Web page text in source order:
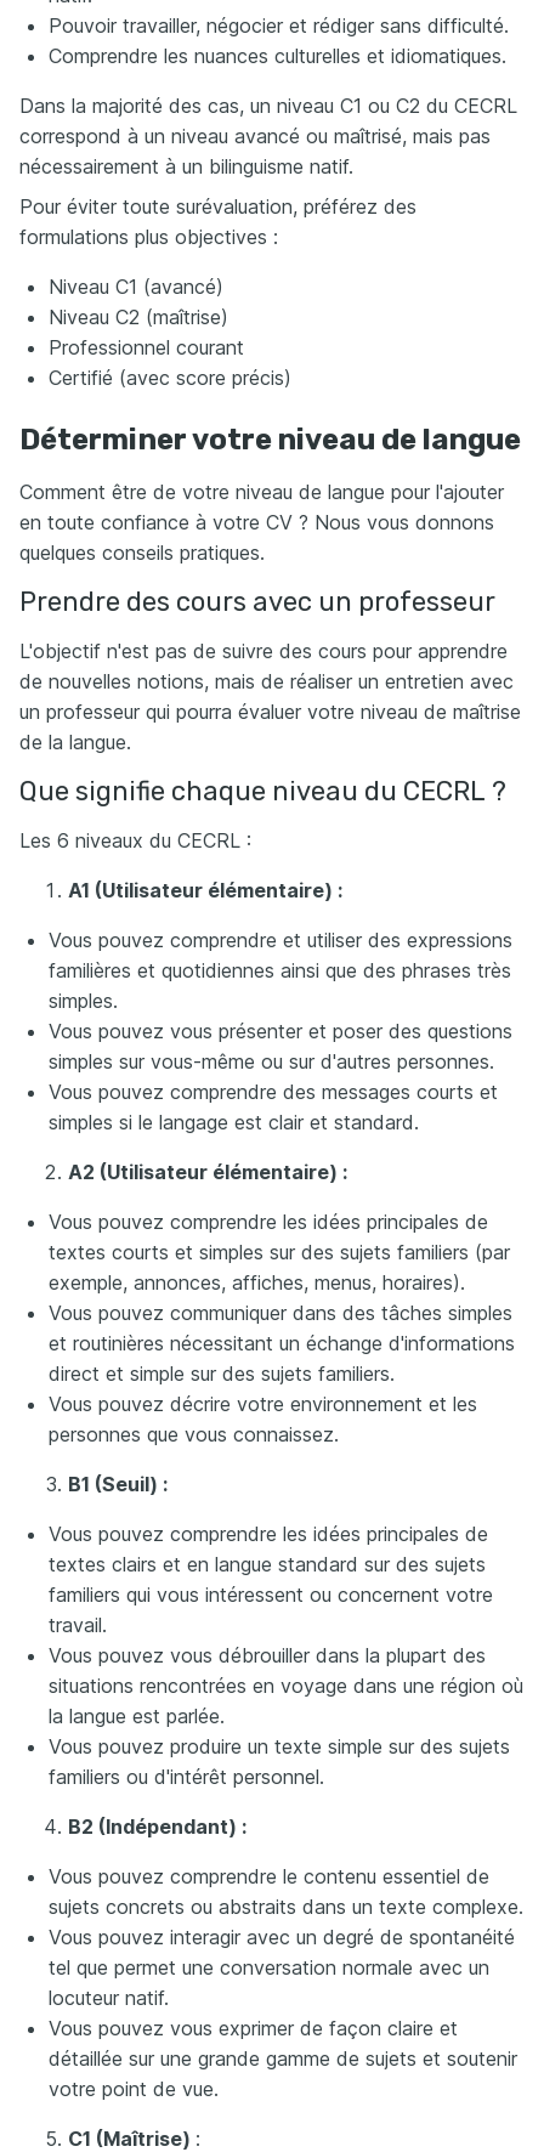
Pouvoir travailler, négocier et rédiger sans difficulté.
Comprendre les nuances culturelles et idiomatiques.
Dans la majorité des cas, un niveau C1 ou C2 du CECRL
correspond à un niveau avancé ou maîtrisé, mais pas
nécessairement à un bilinguisme natif.
Pour éviter toute surévaluation, préférez des
formulations plus objectives :
Niveau C1 (avancé)
Niveau C2 (maîtrise)
Professionnel courant
Certifié (avec score précis)
Déterminer votre niveau de langue
Comment être de votre niveau de langue pour l'ajouter
en toute confiance à votre CV ? Nous vous donnons
quelques conseils pratiques.
Prendre des cours avec un professeur
L'objectif n'est pas de suivre des cours pour apprendre
de nouvelles notions, mais de réaliser un entretien avec
un professeur qui pourra évaluer votre niveau de maîtrise
de la langue.
Que signifie chaque niveau du CECRL ?
Les 6 niveaux du CECRL :
A1 (Utilisateur élémentaire) :
Vous pouvez comprendre et utiliser des expressions
familières et quotidiennes ainsi que des phrases très
simples.
Vous pouvez vous présenter et poser des questions
simples sur vous-même ou sur d'autres personnes.
Vous pouvez comprendre des messages courts et
simples si le langage est clair et standard.
A2 (Utilisateur élémentaire) :
Vous pouvez comprendre les idées principales de
textes courts et simples sur des sujets familiers (par
exemple, annonces, affiches, menus, horaires).
Vous pouvez communiquer dans des tâches simples
et routinières nécessitant un échange d'informations
direct et simple sur des sujets familiers.
Vous pouvez décrire votre environnement et les
personnes que vous connaissez.
B1 (Seuil) :
Vous pouvez comprendre les idées principales de
textes clairs et en langue standard sur des sujets
familiers qui vous intéressent ou concernent votre
travail.
Vous pouvez vous débrouiller dans la plupart des
situations rencontrées en voyage dans une région où
la langue est parlée.
Vous pouvez produire un texte simple sur des sujets
familiers ou d'intérêt personnel.
B2 (Indépendant) :
Vous pouvez comprendre le contenu essentiel de
sujets concrets ou abstraits dans un texte complexe.
Vous pouvez interagir avec un degré de spontanéité
tel que permet une conversation normale avec un
locuteur natif.
Vous pouvez vous exprimer de façon claire et
détaillée sur une grande gamme de sujets et soutenir
votre point de vue.
C1 (Maîtrise) :